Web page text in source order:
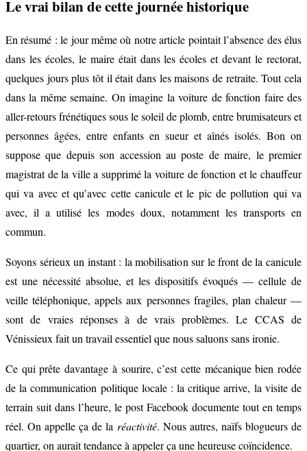
Le vrai bilan de cette journée historique
En résumé : le jour même où notre article pointait l’absence des élus
dans les écoles, le maire était dans les écoles et devant le rectorat,
quelques jours plus tôt il était dans les maisons de retraite. Tout cela
dans la même semaine. On imagine la voiture de fonction faire des
aller-retours frénétiques sous le soleil de plomb, entre brumisateurs et
personnes âgées, entre enfants en sueur et aînés isolés. Bon on
suppose que depuis son accession au poste de maire, le premier
magistrat de la ville a supprimé la voiture de fonction et le chauffeur
qui va avec et qu’avec cette canicule et le pic de pollution qui va
avec, il a utilisé les modes doux, notamment les transports en
commun.
Soyons sérieux un instant : la mobilisation sur le front de la canicule
est une nécessité absolue, et les dispositifs évoqués — cellule de
veille téléphonique, appels aux personnes fragiles, plan chaleur —
sont de vraies réponses à de vrais problèmes. Le CCAS de
Vénissieux fait un travail essentiel que nous saluons sans ironie.
Ce qui prête davantage à sourire, c’est cette mécanique bien rodée
de la communication politique locale : la critique arrive, la visite de
terrain suit dans l’heure, le post Facebook documente tout en temps
réel. On appelle ça de la réactivité. Nous autres, naïfs blogueurs de
quartier, on aurait tendance à appeler ça une heureuse coïncidence.